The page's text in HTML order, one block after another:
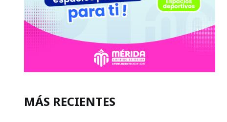
MÁS RECIENTES